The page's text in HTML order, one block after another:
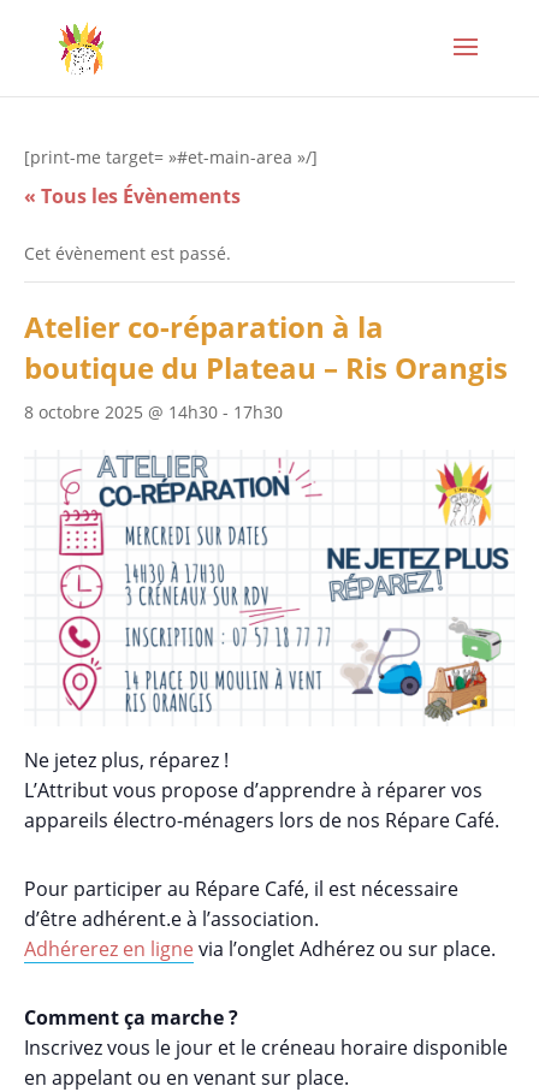
[print-me target= »#et-main-area »/]
« Tous les Évènements
Cet évènement est passé.
Atelier co-réparation à la
boutique du Plateau – Ris Orangis
8 octobre 2025 @ 14h30 - 17h30
Ne jetez plus, réparez !
L’Attribut vous propose d’apprendre à réparer vos
appareils électro-ménagers lors de nos Répare Café.
Pour participer au Répare Café, il est nécessaire
d’être adhérent.e à l’association.
Adhérerez en ligne via l’onglet Adhérez ou sur place.
Comment ça marche ?
Inscrivez vous le jour et le créneau horaire disponible
en appelant ou en venant sur place.